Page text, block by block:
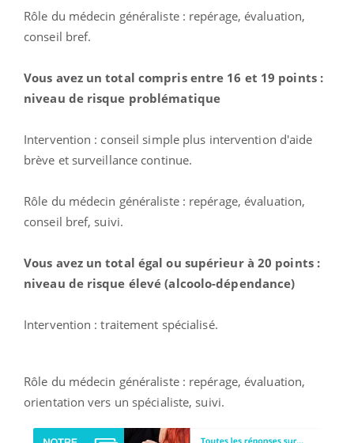
Rôle du médecin généraliste : repérage, évaluation,
conseil bref.
Vous avez un total compris entre 16 et 19 points :
niveau de risque problématique
Intervention : conseil simple plus intervention d'aide
brève et surveillance continue.
Rôle du médecin généraliste : repérage, évaluation,
conseil bref, suivi.
Vous avez un total égal ou supérieur à 20 points :
niveau de risque élevé (alcoolo-dépendance)
Intervention : traitement spécialisé.
Rôle du médecin généraliste : repérage, évaluation,
orientation vers un spécialiste, suivi.